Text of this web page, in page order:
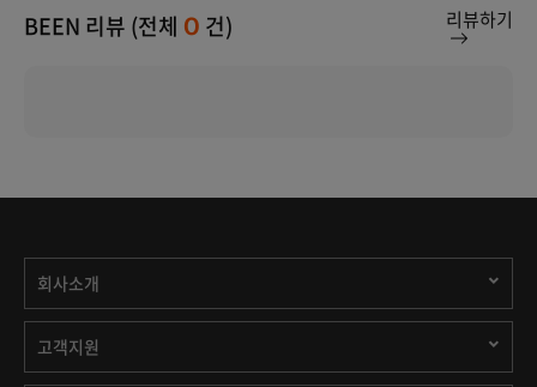
BEEN 리뷰 (전체 0 건) 리뷰하기
회사소개
고객지원